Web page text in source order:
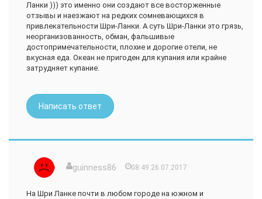
Ланки ))) это именно они создают все восторженные
отзывы и наезжают на редких сомневающихся в
привлекательности Шри-Ланки. А суть Шри-Ланки это грязь,
неорганизованность, обман, фальшивые
достопримечательности, плохие и дорогие отели, не
вкусная еда. Океан не пригоден для купания или крайне
затрудняет купание.
Написать ответ
guinness86 08:49 26.07.2017
На Шри Ланке почти в любом городе на южном и